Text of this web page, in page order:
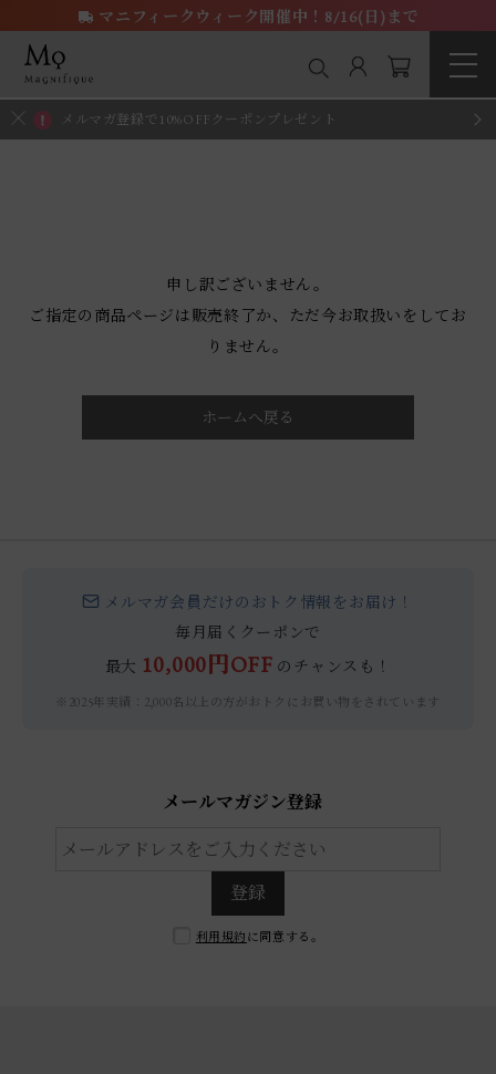
メルマガ登録で10%OFFクーポンプレゼント
マニフィークウィーク開催中！8/16(日)まで
申し訳ございません。
ご指定の商品ページは販売終了か、ただ今お取扱いをしてお
りません。
ホームへ戻る
メルマガ会員だけのおトク情報をお届け！
毎月届くクーポンで
最大 10,000円OFF のチャンスも！
※2025年実績：2,000名以上の方がおトクにお買い物をされています
メールマガジン登録
登録
利用規約 に同意する。